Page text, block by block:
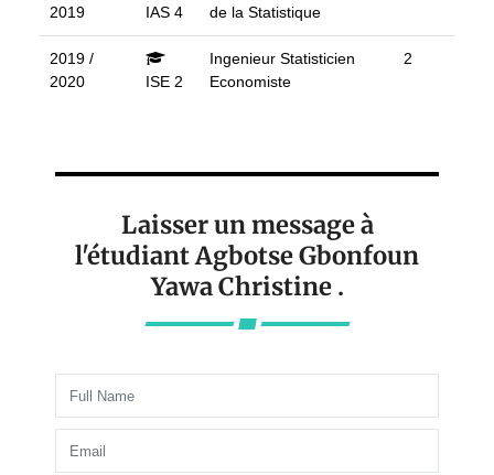
2019
IAS 4
de la Statistique
2019 /
2020
ISE 2
Ingenieur Statisticien
Economiste
2
Laisser un message à
l'étudiant Agbotse Gbonfoun
Yawa Christine .